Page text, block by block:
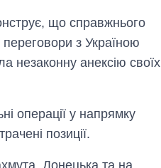
що справжнього
переговори з Україною
незаконну анексію своїх
операції у напрямку
позиції.